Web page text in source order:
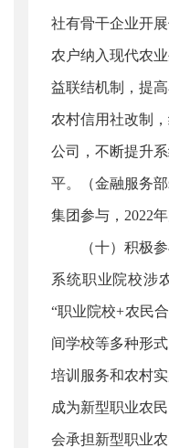
社有骨干企业开
农户纳入现代农
益联结机制，提
农村信用社改制
公司，不断提升
平。（金融服务
集团参与，2022年
（十）积极
系统职业院校涉
“职业院校+农民
间学校等多种形
培训服务和农村
成为新型职业农
会承担新型职业